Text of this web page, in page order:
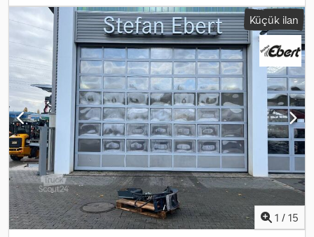
kapasitesi: 4 ton - Maksimum yağ akışı: 80 l/dak - Elektrik bağlantısı:
24 Volt DC - Bu kanca tutucu Şubat 2026'ya kadar onaylıdır! = Ek
Bilgiler = Dcedpjzrv Rajfx Ah Rek Boyutlar (U x G x Y): 53 x 65 x 120
cm Teknik durumu: iyi Görsel durumu: iyi Üretici: Clean Mat Trucks
B.V. Wageningsestraat 17 6673DB ANDELST, NL
Küçük ilan
1 / 15